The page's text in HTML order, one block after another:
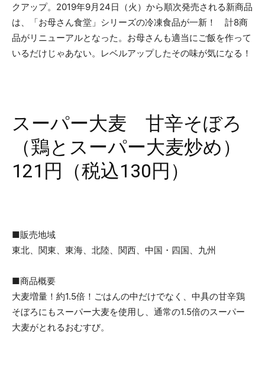
クアップ。2019年9月24日（火）から順次発売される新商品
は、「お母さん食堂」シリーズの冷凍食品が一新！ 計8商
品がリニューアルとなった。お母さんも適当にご飯を作って
いるだけじゃあない。レベルアップしたその味が気になる！
スーパー大麦 甘辛そぼろ
（鶏とスーパー大麦炒め）
121円（税込130円）
■販売地域
東北、関東、東海、北陸、関西、中国・四国、九州
■商品概要
大麦増量！約1.5倍！ごはんの中だけでなく、中具の甘辛鶏
そぼろにもスーパー大麦を使用し、通常の1.5倍のスーパー
大麦がとれるおむすび。